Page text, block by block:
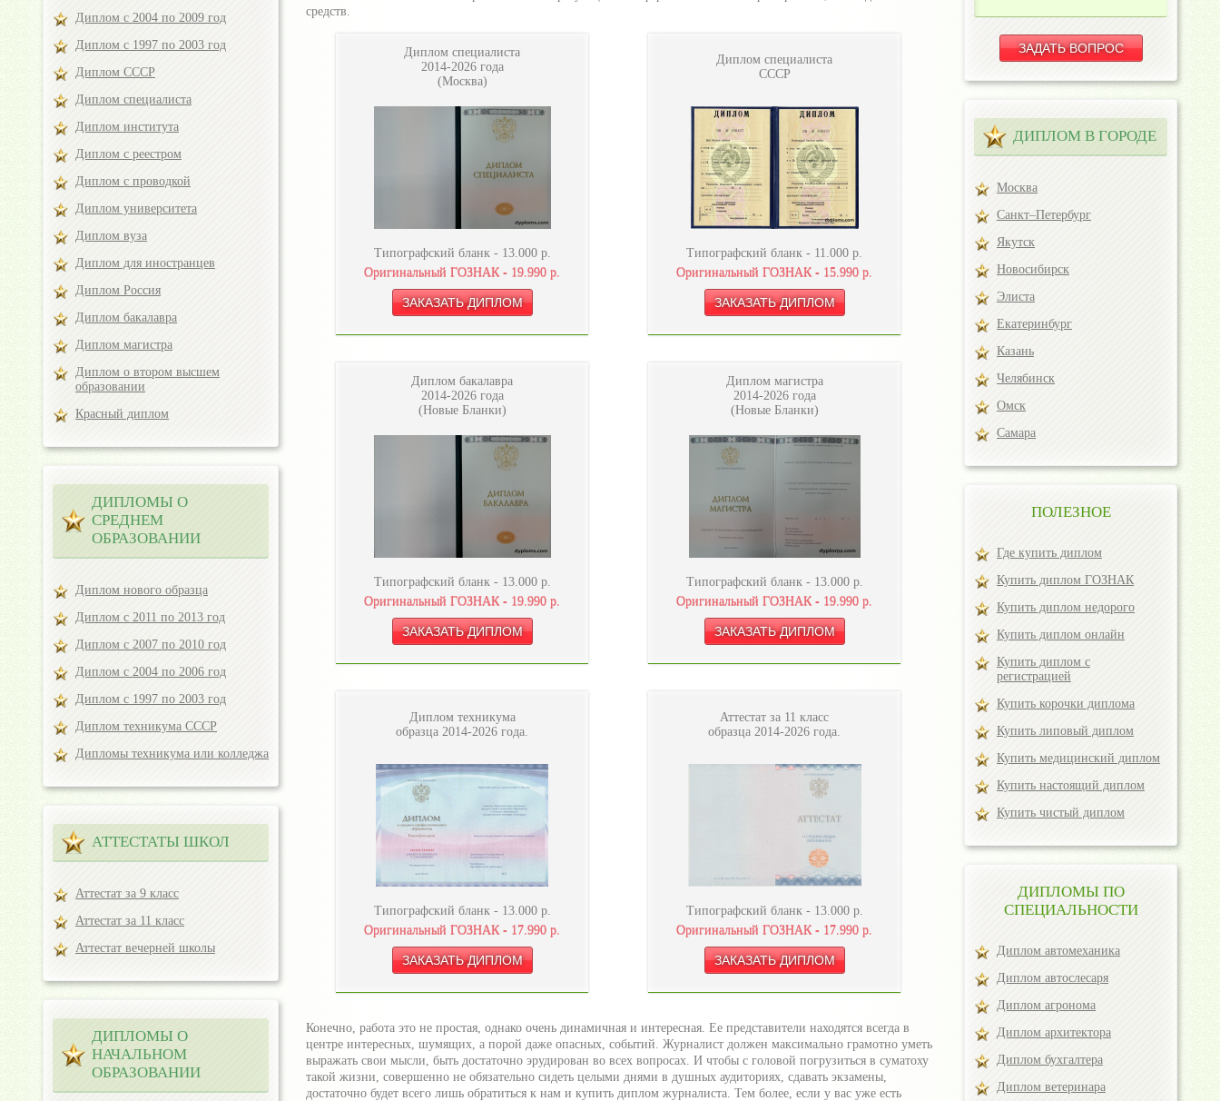
средств.
Диплом специалиста
2014-2026 года
(Москва)
Типографский бланк - 13.000р.
Оригинальный ГОЗНАК - 19.990 р.
Диплом специалиста
СССР
Типографский бланк - 11.000 р.
Оригинальный ГОЗНАК - 15.990 р.
Диплом бакалавра
2014-2026 года
(Новые Бланки)
Типографский бланк - 13.000р.
Оригинальный ГОЗНАК - 19.990 р.
Диплом магистра
2014-2026 года
(Новые Бланки)
Типографский бланк - 13.000р.
Оригинальный ГОЗНАК - 19.990 р.
Диплом техникума
образца 2014-2026 года.
Типографский бланк - 13.000р.
Оригинальный ГОЗНАК - 17.990 р.
Аттестат за 11 класс
образца 2014-2026 года.
Типографский бланк - 13.000р.
Оригинальный ГОЗНАК - 17.990 р.
Конечно, работа это не простая, однако очень динамичная и интересная. Ее представители находятся всегда в
центре интересных, шумящих, а порой даже опасных, событий. Журналист должен максимально грамотно уметь
выражать свои мысли, быть достаточно эрудирован во всех вопросах. И чтобы с головой погрузиться в суматоху
такой жизни, совершенно не обязательно сидеть целыми днями в душных аудиториях, сдавать экзамены,
достаточно будет всего лишь обратиться к нам и купить диплом журналиста. Тем более, если у вас уже есть
Диплом с 2004 по 2009 год
Диплом с 1997 по 2003 год
Диплом СССР
Диплом специалиста
Диплом института
Диплом с реестром
Диплом с проводкой
Диплом университета
Диплом вуза
Диплом для иностранцев
Диплом Россия
Диплом бакалавра
Диплом магистра
Диплом о втором высшем
образовании
Красный диплом
ДИПЛОМЫ О
СРЕДНЕМ
ОБРАЗОВАНИИ
Диплом нового образца
Диплом с 2011 по 2013 год
Диплом с 2007 по 2010 год
Диплом с 2004 по 2006 год
Диплом с 1997 по 2003 год
Диплом техникума СССР
Дипломы техникума или колледжа
АТТЕСТАТЫ ШКОЛ
Аттестат за 9 класс
Аттестат за 11 класс
Аттестат вечерней школы
ДИПЛОМЫ О
НАЧАЛЬНОМ
ОБРАЗОВАНИИ
ДИПЛОМ В ГОРОДЕ
Москва
Санкт–Петербург
Якутск
Новосибирск
Элиста
Екатеринбург
Казань
Челябинск
Омск
Самара
ПОЛЕЗНОЕ
Где купить диплом
Купить диплом ГОЗНАК
Купить диплом недорого
Купить диплом онлайн
Купить диплом с
регистрацией
Купить корочки диплома
Купить липовый диплом
Купить медицинский диплом
Купить настоящий диплом
Купить чистый диплом
ДИПЛОМЫ ПО
СПЕЦИАЛЬНОСТИ
Диплом автомеханика
Диплом автослесаря
Диплом агронома
Диплом архитектора
Диплом бухгалтера
Диплом ветеринара